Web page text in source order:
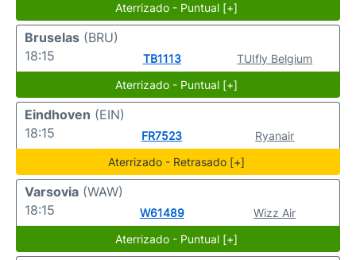
Aterrizado - Puntual [+]
Bruselas (BRU)
18:15
TB1113
TUIfly Belgium
Aterrizado - Puntual [+]
Eindhoven (EIN)
18:15
FR7523
Ryanair
Aterrizado - Retrasado [+]
Varsovia (WAW)
18:15
W61489
Wizz Air
Aterrizado - Puntual [+]